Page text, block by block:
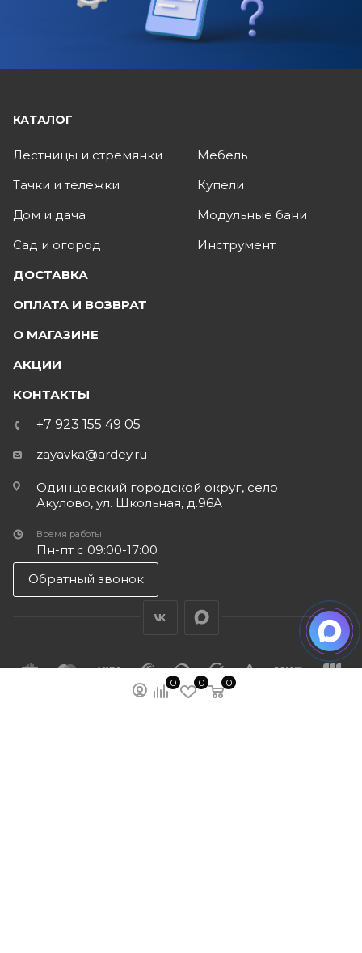
0 0 0
КАТАЛОГ
Лестницы и стремянки
Тачки и тележки
Дом и дача
Сад и огород
Мебель
Купели
Модульные бани
Инструмент
ДОСТАВКА
ОПЛАТА И ВОЗВРАТ
О МАГАЗИНЕ
АКЦИИ
КОНТАКТЫ
+7 923 155 49 05
zayavka@ardey.ru
Одинцовский городской округ, село
Акулово, ул. Школьная, д.96А
Время работы
Пн-пт с 09:00-17:00
Обратный звонок